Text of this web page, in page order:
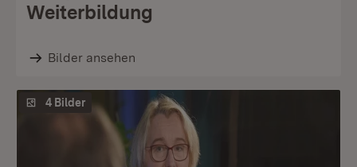
Weiterbildung
Bilder ansehen
4 Bilder